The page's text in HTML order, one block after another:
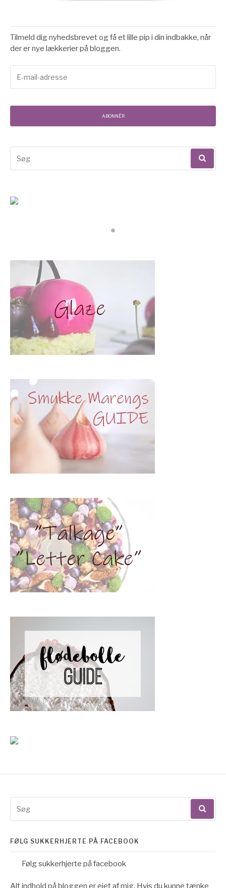
Tilmeld dig nyhedsbrevet og få et lille pip i din indbakke, når
der er nye lækkerier på bloggen.
mail-
ABONNÉR
efter:
efter:
FØLG SUKKERHJERTE PÅ FACEBOOK
Følg sukkerhjerte på facebook
Alt indhold på bloggen er ejet af mig. Hvis du kunne tænke